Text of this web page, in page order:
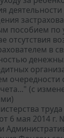
деятельности
пособием по
отсутствия
в
очередности
(с
6 мая 2014 г.